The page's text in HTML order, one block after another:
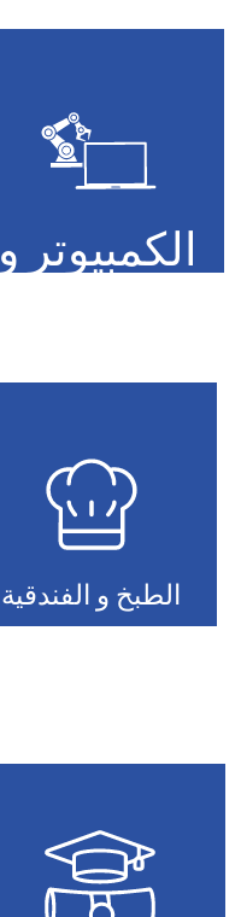
الكمبيوتر و
الطبخ و الفندقية